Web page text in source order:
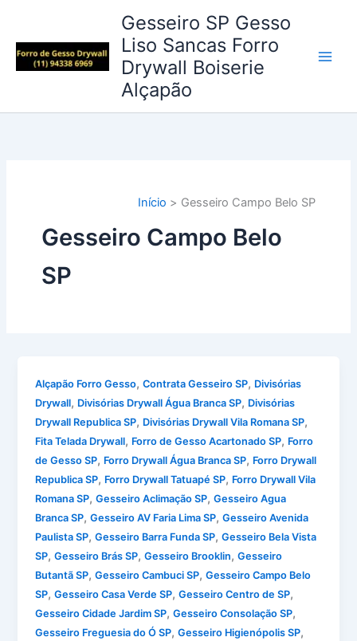
conteúdo
Gesseiro SP Gesso
Liso Sancas Forro
Drywall Boiserie
Alçapão
Início Gesseiro Campo Belo SP
Gesseiro Campo Belo
SP
Alçapão Forro Gesso,Contrata Gesseiro SP, Divisórias
Drywall, Divisórias Drywall Água Branca SP, Divisórias
Drywall Republica SP, Divisórias Drywall Vila Romana SP,
Fita Telada Drywall, Forro de Gesso Acartonado SP, Forro
de Gesso SP, Forro Drywall Água Branca SP, Forro Drywall
Republica SP, Forro Drywall Tatuapé SP, Forro Drywall Vila
Romana SP,Gesseiro Aclimação SP,Gesseiro Agua
Branca SP,Gesseiro AV Faria Lima SP,Gesseiro Avenida
Paulista SP,Gesseiro Barra Funda SP,Gesseiro Bela Vista
SP,Gesseiro Brás SP,Gesseiro Brooklin,Gesseiro
Butantã SP,Gesseiro Cambuci SP,Gesseiro Campo Belo
SP,Gesseiro Casa Verde SP,Gesseiro Centro de SP,
Gesseiro Cidade Jardim SP,Gesseiro Consolação SP,
Gesseiro Freguesia do Ó SP,Gesseiro Higienópolis SP,